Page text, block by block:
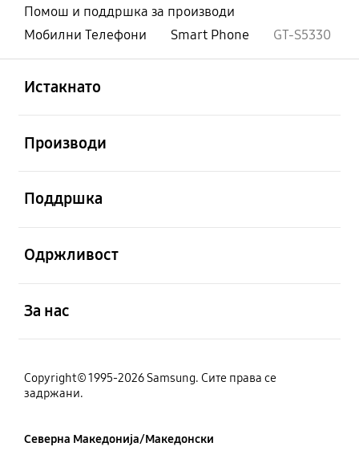
Помош и поддршка за производи
Мобилни Телефони
Smart Phone GT-S5330
Истакнато
Производи
Поддршка
Одржливост
За нас
Copyright© 1995-2026 Samsung. Сите права се
задржани.
Северна Македонија/Македонски